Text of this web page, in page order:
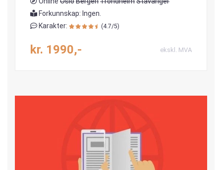
Forkunnskap: Ingen.
Karakter:
(4.7/5)
kr. 1990,- ekskl. MVA